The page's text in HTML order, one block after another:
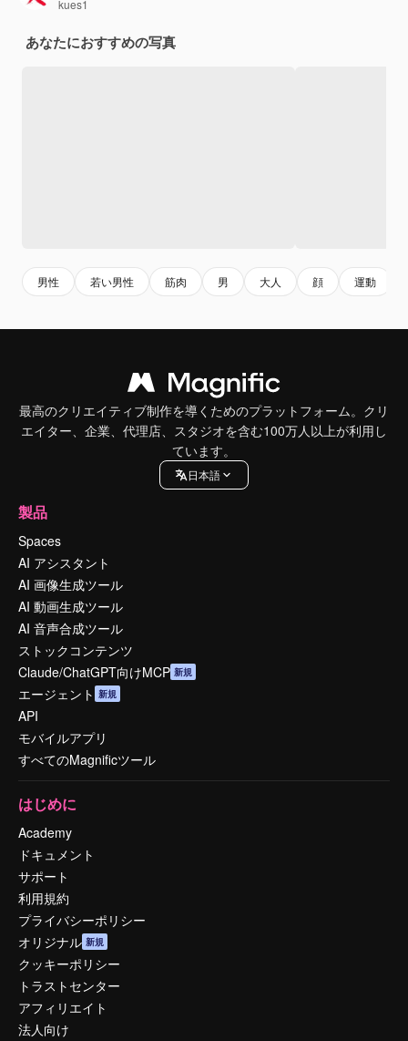
kues1
あなたにおすすめの写真
男性 若い男性 筋肉 男 大人 顔 運動
最高のクリエイティブ制作を導くためのプラットフォーム。クリ
エイター、企業、代理店、スタジオを含む100万人以上が利用し
ています。
日本語
製品
Spaces
AI アシスタント
AI 画像生成ツール
AI 動画生成ツール
AI 音声合成ツール
ストックコンテンツ
Claude/ChatGPT向けMCP 新規
エージェント 新規
API
モバイルアプリ
すべてのMagnificツール
はじめに
Academy
ドキュメント
サポート
利用規約
プライバシーポリシー
オリジナル 新規
クッキーポリシー
トラストセンター
アフィリエイト
法人向け